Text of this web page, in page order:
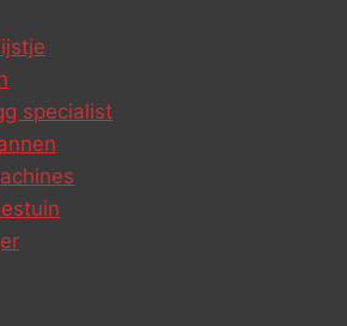
specialist